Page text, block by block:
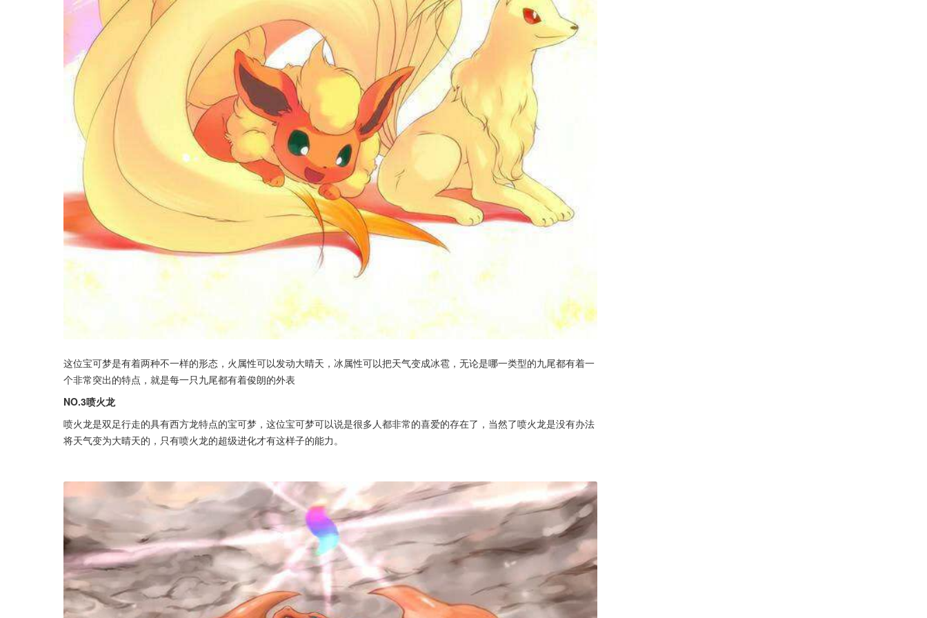
这位宝可梦是有着两种不一样的形态，火属性可以发动大晴天，冰属性可以把天气变成冰雹，无论是哪一类型的九尾都有着一
个非常突出的特点，就是每一只九尾都有着俊朗的外表
NO.3喷火龙
喷火龙是双足行走的具有西方龙特点的宝可梦，这位宝可梦可以说是很多人都非常的喜爱的存在了，当然了喷火龙是没有办法
将天气变为大晴天的，只有喷火龙的超级进化才有这样子的能力。